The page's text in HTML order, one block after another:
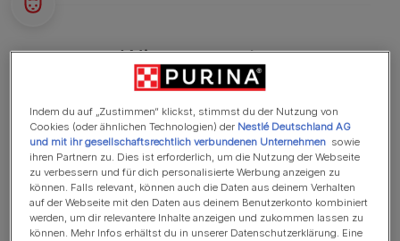
Wissenswertes
Menschenbezogen und anhänglich
Miaut viel
Schlank und elegant
Wöchentliche Fellpflege
Indem du auf „Zustimmen“ klickst, stimmst du der Nutzung von
Cookies (oder ähnlichen Technologien) der Nestlé Deutschland AG
und mit ihr gesellschaftsrechtlich verbundenen Unternehmen sowie
ihren Partnern zu. Dies ist erforderlich, um die Nutzung der Webseite
zu verbessern und für dich personalisierte Werbung anzeigen zu
können. Falls relevant, können auch die Daten aus deinem Verhalten
auf der Webseite mit den Daten aus deinem Benutzerkonto kombiniert
werden, um dir relevantere Inhalte anzeigen und zukommen lassen zu
können. Mehr Infos erhältst du in unserer Datenschutzerklärung. Eine